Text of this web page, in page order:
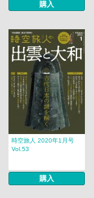
購入
時空旅人 2020年1月号
Vol.53
購入